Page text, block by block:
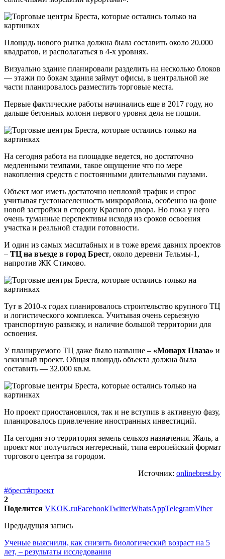
Площадь нового рынка должна была составить около 20.000
квадратов, и располагаться в 4-х уровнях.
Визуально здание планировали разделить на несколько блоков
— этажи по бокам здания займут офисы, в центральной же
части планировалось разместить торговые места.
Первые фактические работы начинались еще в 2017 году, но
дальше бетонных колонн первого уровня дела не пошли.
На сегодня работа на площадке ведется, но достаточно
медленными темпами, такое ощущение что по мере
накопления средств с постоянными длительными паузами.
Объект мог иметь достаточно неплохой трафик и спрос
учитывая густонаселенность микрорайона, особенно на фоне
новой застройки в сторону Красного двора. Но пока у него
очень туманные перспективы исходя из сроков освоения
участка и реальной стадии готовности.
И один из самых масштабных и в тоже время давних проектов
– ТЦ на въезде в город Брест, около деревни Тельмы-1,
напротив ЖК Стимово.
Тут в 2010-х годах планировалось строительство крупного ТЦ
и логистического комплекса. Учитывая очень серьезную
транспортную развязку, и наличие большой территории для
освоения.
У планируемого ТЦ даже было название – «Монарх Плаза» и
эскизный проект. Общая площадь объекта должна была
составить — 32.000 кв.м.
Но проект приостановился, так и не вступив в активную фазу,
планировалось привлечение иностранных инвестиций.
На сегодня это территория земель сельхоз назначения. Жаль, а
проект мог получиться интересный, типа европейский формат
торгового центра за городом.
Источник: onlinebrest.by
#брест#проект
2
Поделится VKOK.ruFacebookTwitterWhatsAppTelegramViber
Предыдущая запись
Ученые выяснили, как снизить биологический возраст на 5
лет, – результаты исследования